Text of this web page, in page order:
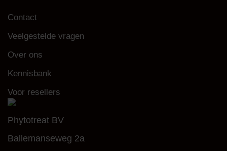
Contact
Veelgestelde vragen
Over ons
Kennisbank
Voor resellers
Phytotreat BV
Ballemanseweg 2a